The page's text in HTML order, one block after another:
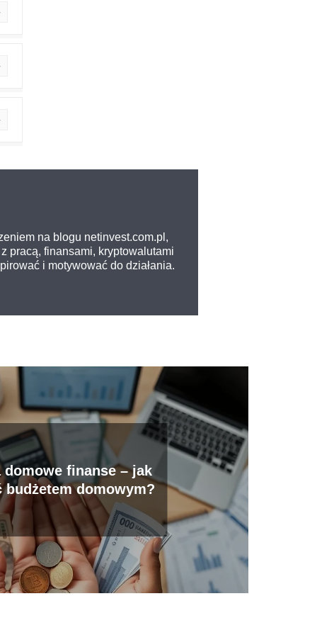
na blogu netinvest.com.pl,
pracą, finansami, kryptowalutami
i motywować do działania.
domowe finanse – jak
budżetem domowym?